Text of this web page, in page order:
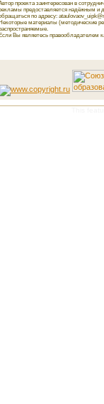
проекта заинтересован в
предоставляется надёжным и
по адресу:
Некоторые материалы (методические
Если Вы являетесь правообладателем